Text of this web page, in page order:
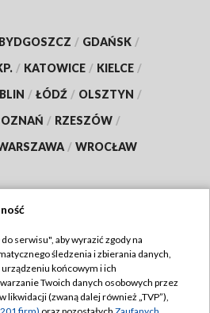
BYDGOSZCZ / GDAŃSK /
/ KATOWICE / KIELCE /
/ ŁÓDŹ / OLSZTYN /
/ RZESZÓW /
/ WROCŁAW
TVP
TVP
serwisu", aby wyrazić zgody na
śledzenia i zbierania danych,
końcowym i ich
Twoich danych osobowych przez
likwidacji (zwaną dalej również „TVP”),